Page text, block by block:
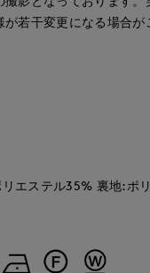
若干変更になる場合が
リエステル35% 裏地:ポ